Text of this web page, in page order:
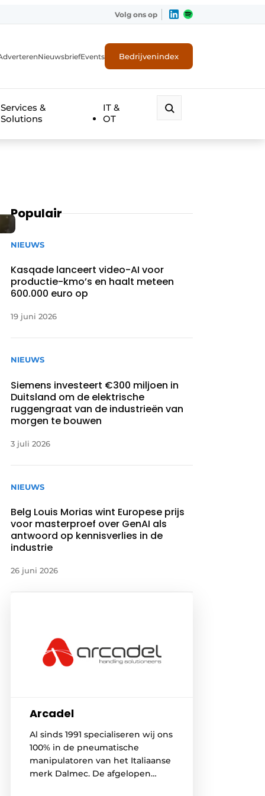
Volg ons op
NieuwsbriefEvents Bedrijvenindex
Services &
Solutions
IT &
OT
Populair
NIEUWS
Kasqade lanceert video-AI voor
productie-kmo’s en haalt meteen
600.000 euro op
19 juni 2026
NIEUWS
Siemens investeert €300 miljoen in
Duitsland om de elektrische
ruggengraat van de industrieën van
morgen te bouwen
3 juli 2026
NIEUWS
Belg Louis Morias wint Europese prijs
voor masterproef over GenAI als
antwoord op kennisverlies in de
industrie
26 juni 2026
Arcadel
Al sinds 1991 specialiseren wij ons
100% in de pneumatische
manipulatoren van het Italiaanse
merk Dalmec. De afgelopen